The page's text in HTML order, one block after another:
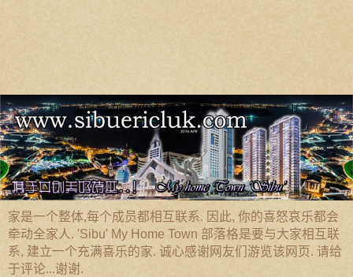
家是一个整体,每个成员都相互联系. 因此, 你的喜怒哀乐都会
牵动全家人. 'Sibu' My Home Town 部落格是要与大家相互联
系, 建立一个充满喜乐的家. 诚心感谢网友们游览该网页. 请给
于评论...谢谢.